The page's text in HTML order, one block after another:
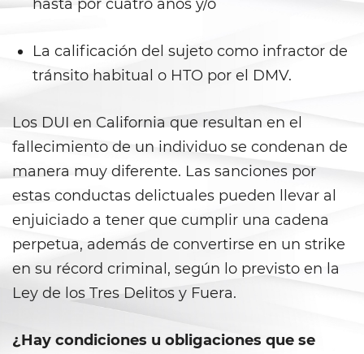
Lewd Acts with a Minor
Oral Copulation By Force/Fear
Prostitution and Solicitation
Rape
Statutory Rape
Theft Crimes
hasta por cuatro años y/o
La calificación del sujeto como infractor de
tránsito habitual o HTO por el DMV.
Los DUI en California que resultan en el
fallecimiento de un individuo se condenan de
manera muy diferente. Las sanciones por
estas conductas delictuales pueden llevar al
enjuiciado a tener que cumplir una cadena
perpetua, además de convertirse en un strike
en su récord criminal, según lo previsto en la
Ley de los Tres Delitos y Fuera.
¿Hay condiciones u obligaciones que se